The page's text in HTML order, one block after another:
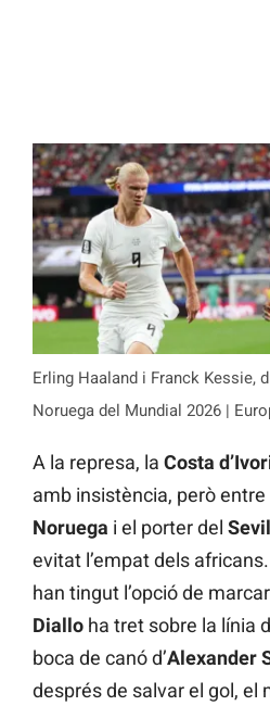
Erling Haaland i Franck Kessie,
Noruega del Mundial 2026 |
A la represa, la Costa
amb insistència, però
Noruega i el porter del
evitat l’empat dels
han tingut l’opció de
Diallo ha tret sobre la línia
boca de canó d’Alexander
després de salvar el gol, el